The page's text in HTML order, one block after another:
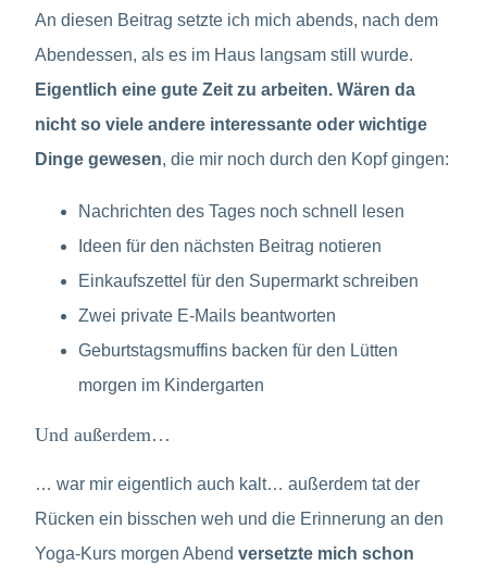
An diesen Beitrag setzte ich mich abends, nach dem
Abendessen, als es im Haus langsam still wurde.
Eigentlich eine gute Zeit zu arbeiten. Wären da
nicht so viele andere interessante oder wichtige
Dinge gewesen, die mir noch durch den Kopf gingen:
Nachrichten des Tages noch schnell lesen
Ideen für den nächsten Beitrag notieren
Einkaufszettel für den Supermarkt schreiben
Zwei private E-Mails beantworten
Geburtstagsmuffins backen für den Lütten
morgen im Kindergarten
Und außerdem…
… war mir eigentlich auch kalt… außerdem tat der
Rücken ein bisschen weh und die Erinnerung an den
Yoga-Kurs morgen Abend versetzte mich schon